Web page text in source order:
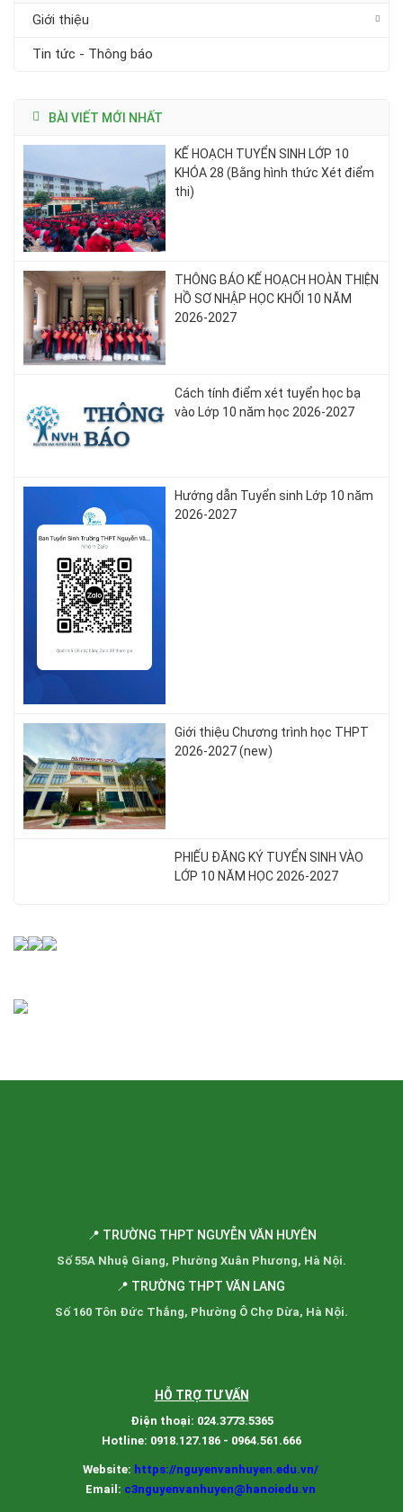
Giới thiệu
Tin tức - Thông báo
BÀI VIẾT MỚI NHẤT
KẾ HOẠCH TUYỂN SINH LỚP 10
KHÓA 28 (Bằng hình thức Xét điểm
thi)
THÔNG BÁO KẾ HOẠCH HOÀN THIỆN
HỒ SƠ NHẬP HỌC KHỐI 10 NĂM
2026-2027
Cách tính điểm xét tuyển học bạ
vào Lớp 10 năm học 2026-2027
Hướng dẫn Tuyển sinh Lớp 10 năm
2026-2027
Giới thiệu Chương trình học THPT
2026-2027 (new)
PHIẾU ĐĂNG KÝ TUYỂN SINH VÀO
LỚP 10 NĂM HỌC 2026-2027
📍 TRƯỜNG THPT NGUYỄN VĂN HUYÊN
Số 55A Nhuệ Giang, Phường Xuân Phương, Hà Nội.
📍 TRƯỜNG THPT VĂN LANG
Số 160 Tôn Đức Thắng, Phường Ô Chợ Dừa, Hà Nội.
HỖ TRỢ TƯ VẤN
Điện thoại: 024.3773.5365
Hotline: 0918.127.186 - 0964.561.666
Website: https://nguyenvanhuyen.edu.vn/
Email: c3nguyenvanhuyen@hanoiedu.vn